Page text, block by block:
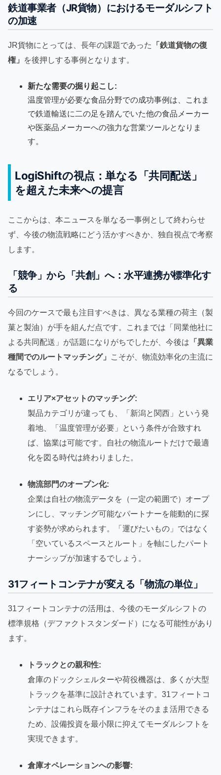
鉄道事業者（JR貨物）におけるモーダルシフト
の加速
JR貨物にとっては、長年の課題であった
「鉄道貨物の復
権」
を後押しする事例となります。
新たな需要の掘り起こし:
温度管理が必要な食品分野での成功事例は、これま
で鉄道輸送に二の足を踏んでいた他の食品メーカー
や医薬品メーカーへの強力な営業ツールとなりま
す。
LogiShiftの視点：単なる「共同配送」
を超えた未来への提言
ここからは、本ニュースを単なる一事例として終わらせ
ず、今後の物流戦略にどう活かすべきか、独自視点で考察
します。
「競争」から「共創」へ：水平連携が標準化す
る
今回のケースで最も注目すべきは、異なる業種の荷主（製
菓と製油）が手を組んだ点です。これまでは「同業他社に
よる共同配送」が話題になりがちでしたが、今後は 「異業
種間でのルートマッチング」
こそが、物流効率化の主流に
なるでしょう。
エリア×アセットのマッチング:
製品カテゴリが違っても、「新潟と関西」という発
着地、「温度管理が必要」という条件が合致すれ
ば、協業は可能です。自社の物流ルートだけで最適
化を図る時代は終わりました。
物流部門のオープン化:
企業は自社の物流データを（一定の範囲で）オープ
ンにし、マッチング可能なパートナーを能動的に探
す姿勢が求められます。「運びたいもの」ではなく
「空いているスペースとルート」を軸にしたパート
ナーシップが加速するでしょう。
31フィートコンテナが変える「物流の単位」
31フィートコンテナの活用は、今後のモーダルシフトの
標準規格（デファクトスタンダード）になる可能性があり
ます。
トラックとの親和性:
倉庫のドックシェルターや荷役機器は、多くが大型
トラックを基準に設計されています。31フィートコ
ンテナはこれら既存インフラをそのまま活用できる
ため、設備投資を最小限に抑えてモーダルシフトを
実現できます。
倉庫オペレーションへの影響: